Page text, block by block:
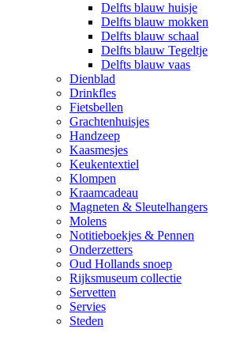
Delfts blauw huisje
Delfts blauw mokken
Delfts blauw schaal
Delfts blauw Tegeltje
Delfts blauw vaas
Dienblad
Drinkfles
Fietsbellen
Grachtenhuisjes
Handzeep
Kaasmesjes
Keukentextiel
Klompen
Kraamcadeau
Magneten & Sleutelhangers
Molens
Notitieboekjes & Pennen
Onderzetters
Oud Hollands snoep
Rijksmuseum collectie
Servetten
Servies
Steden